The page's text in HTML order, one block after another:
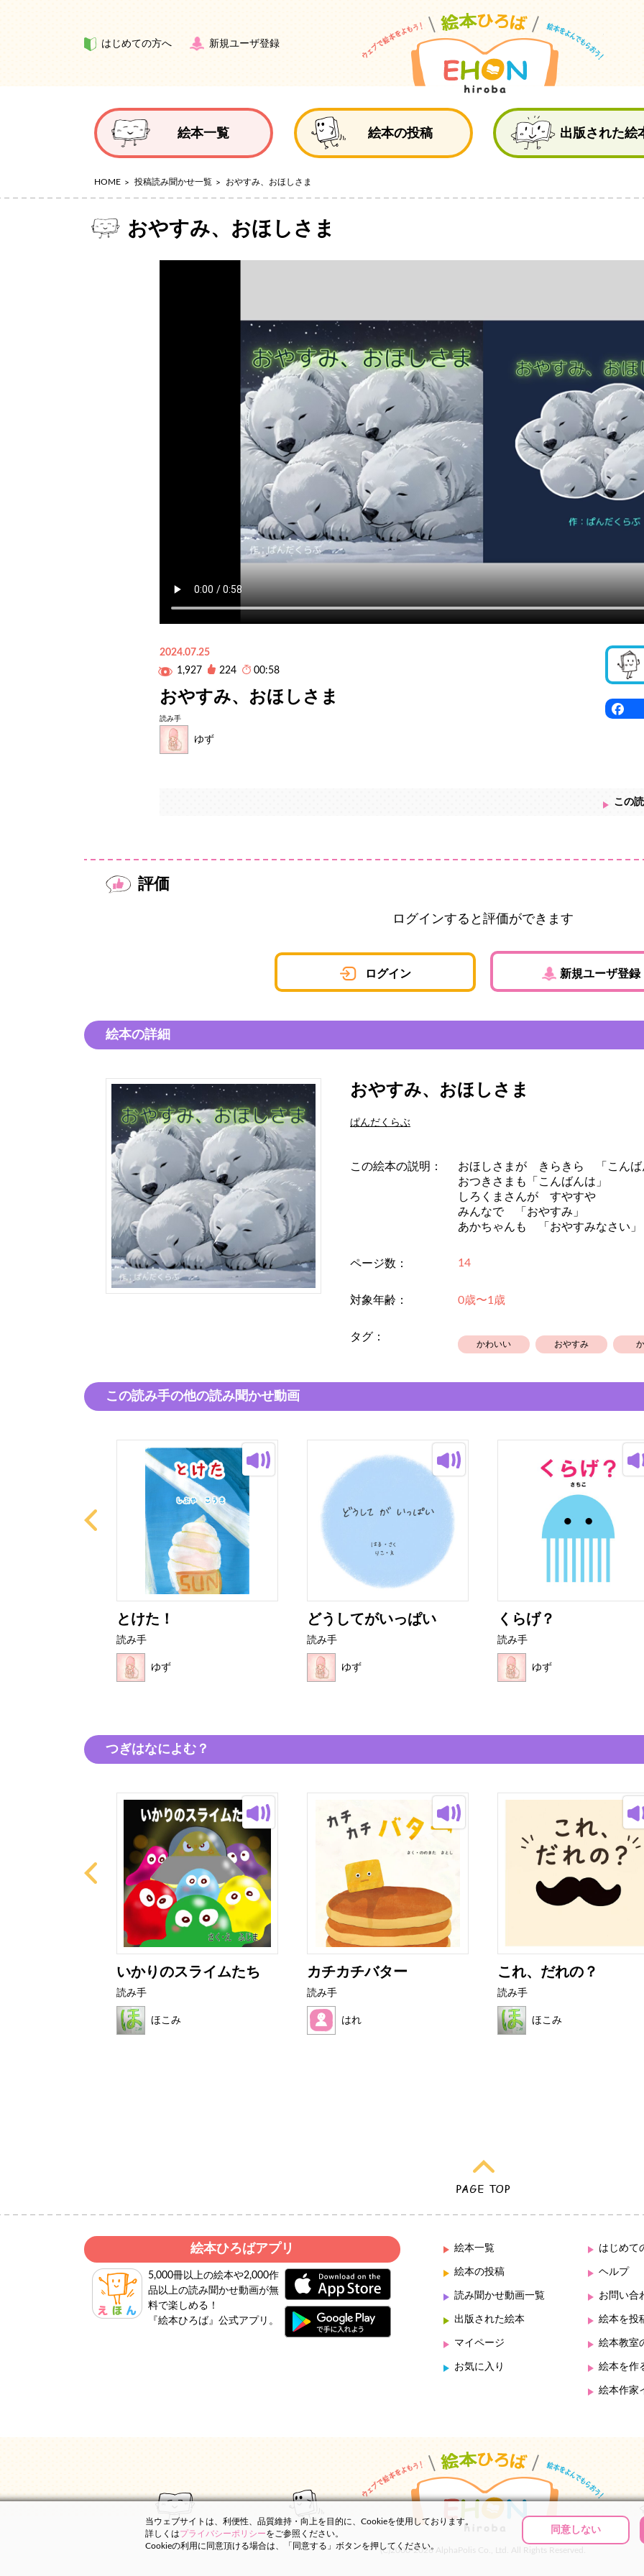
はじめての方へ 新規ユーザ登録
絵本一覧 絵本の投稿 出版された絵
HOME 投稿読み聞かせ一覧 おやすみ、おほしさま
おやすみ、おほしさま
2024.07.25
1,927
224 00:58
おやすみ、おほしさま
読み手
ゆず
この
評価
ログインすると評価ができます
ログイン 新規ユーザ登録
絵本の詳細
おやすみ、おほしさま
ぱんだくらぶ
この絵本の説明：
おほしさまが きらきら 「こんば
おつきさまも「こんばんは」
しろくまさんが すやすや
みんなで 「おやすみ」
あかちゃんも 「おやすみなさい」
ページ数： 14
対象年齢： 0歳〜1歳
タグ：
かわいい おやすみ
この読み手の他の読み聞かせ動画
とけた！
読み手
ゆず
どうしてがいっぱい
読み手
ゆず
くらげ？
読み手
ゆず
つぎはなによむ？
いかりのスライムたち
読み手
ほこみ
カチカチバター
読み手
はれ
これ、だれの？
読み手
ほこみ
絵本ひろばアプリ
5,000冊以上の絵本や2,000作
品以上の読み聞かせ動画が無
料で楽しめる！
『絵本ひろば』公式アプリ。
絵本一覧
絵本の投稿
読み聞かせ動画一覧
出版された絵本
マイページ
お気に入り
はじめて
ヘルプ
お問い合
絵本を投
絵本教室
絵本を作
絵本作家
(C)2000-2026 AlphaPolis Co., Ltd. All Rights Reserved.
当ウェブサイトは、利便性、品質維持・向上を目的に、Cookieを使用しております。
詳しくはプライバシーポリシーをご参照ください。
Cookieの利用に同意頂ける場合は、「同意する」ボタンを押してください。
同意しない